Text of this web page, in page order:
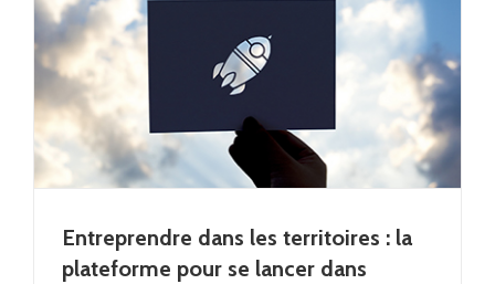
Entreprendre dans les territoires : la
plateforme pour se lancer dans